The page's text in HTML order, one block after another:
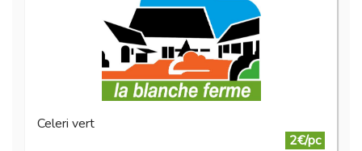
Celeri vert
2€/pc